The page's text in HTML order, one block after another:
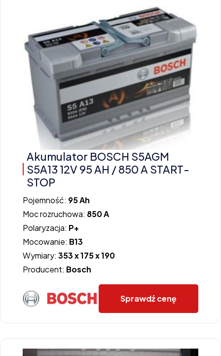
Akumulator BOSCH S5AGM
S5A13 12V 95 AH / 850 A START-
STOP
Pojemność: 95 Ah
Moc rozruchowa: 850 A
Polaryzacja: P+
Mocowanie: B13
Wymiary: 353 x 175 x 190
Producent: Bosch
Sprawdź cenę